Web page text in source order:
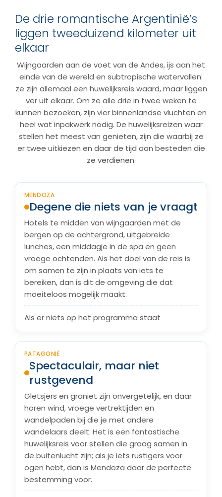
De drie romantische Argentinië’s
liggen tweeduizend kilometer uit
elkaar
Wijngaarden aan de voet van de Andes, ijs aan het
einde van de wereld en subtropische watervallen:
ze zijn allemaal een huwelijksreis waard, maar liggen
ver uit elkaar. Om ze alle drie in twee weken te
kunnen bezoeken, zijn vier binnenlandse vluchten en
heel wat inpakwerk nodig. De huwelijksreizen waar
stellen het meest van genieten, zijn die waarbij ze
er twee uitkiezen en daar de tijd aan besteden die
ze verdienen.
MENDOZA
Degene die niets van je vraagt
Hotels te midden van wijngaarden met de
bergen op de achtergrond, uitgebreide
lunches, een middagje in de spa en geen
vroege ochtenden. Als het doel van de reis is
om samen te zijn in plaats van iets te
bereiken, dan is dit de omgeving die dat
moeiteloos mogelijk maakt.
Als er niets op het programma staat
PATAGONIË
Spectaculair, maar niet
rustgevend
Gletsjers en graniet zijn onvergetelijk, en daar
horen wind, vroege vertrektijden en
wandelpaden bij die je met andere
wandelaars deelt. Het is een fantastische
huwelijksreis voor stellen die graag samen in
de buitenlucht zijn; als je iets rustigers voor
ogen hebt, dan is Mendoza daar de perfecte
bestemming voor.